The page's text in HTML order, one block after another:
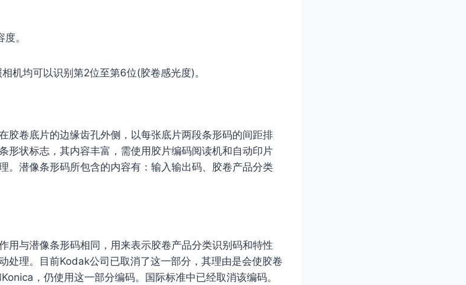
。
机均可以识别第2位至第6位(胶卷感光度)。
胶卷底片的边缘齿孔外侧，以每张底片两段条形码的间距排
形状标志，其内容丰富，需使用胶片编码阅读机和自动印片
。潜像条形码所包含的内容有：输入输出码、胶卷产品分类
用与潜像条形码相同，用来表示胶卷产品分类识别码和特性
处理。目前Kodak公司已取消了这一部分，其理由是会使胶卷
，仍使用这一部分编码。国际标准中已经取消该编码。